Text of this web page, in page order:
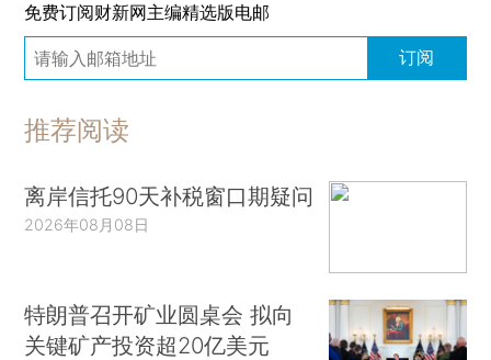
免费订阅财新网主编精选版电邮
订阅
推荐阅读
离岸信托90天补税窗口期疑问
2026年08月08日
特朗普召开矿业圆桌会 拟向
关键矿产投资超20亿美元